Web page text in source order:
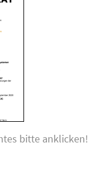
bitte anklicken!